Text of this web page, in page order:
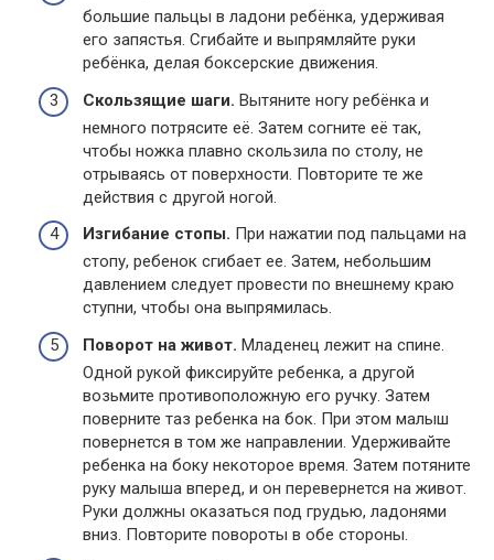
большие пальцы в ладони ребёнка, удерживая
его запястья. Сгибайте и выпрямляйте руки
ребёнка, делая боксерские движения.
Скользящие шаги. Вытяните ногу ребёнка и
немного потрясите её. Затем согните её так,
чтобы ножка плавно скользила по столу, не
отрываясь от поверхности. Повторите те же
действия с другой ногой.
Изгибание стопы. При нажатии под пальцами на
стопу, ребенок сгибает ее. Затем, небольшим
давлением следует провести по внешнему краю
ступни, чтобы она выпрямилась.
Поворот на живот. Младенец лежит на спине.
Одной рукой фиксируйте ребенка, а другой
возьмите противоположную его ручку. Затем
поверните таз ребенка на бок. При этом малыш
повернется в том же направлении. Удерживайте
ребенка на боку некоторое время. Затем потяните
руку малыша вперед, и он перевернется на живот.
Руки должны оказаться под грудью, ладонями
вниз. Повторите повороты в обе стороны.